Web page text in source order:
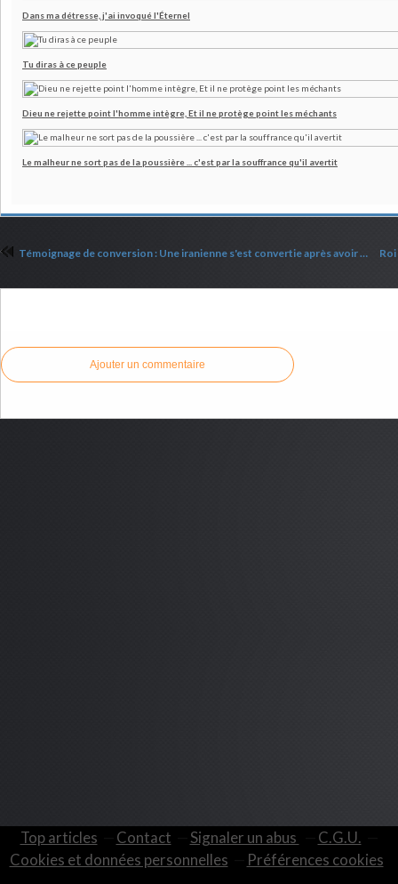
Dans ma détresse, j'ai invoqué l'Éternel
Tu diras à ce peuple
Dieu ne rejette point l'homme intègre, Et il ne protège point les méchants
Le malheur ne sort pas de la poussière ... c'est par la souffrance qu'il avertit
Témoignage de conversion : Une iranienne s'est convertie après avoir vu Jésus
Ajouter un commentaire
Top articles Contact Signaler un abus
C.G.U.
Cookies et données personnelles
Préférences cookies